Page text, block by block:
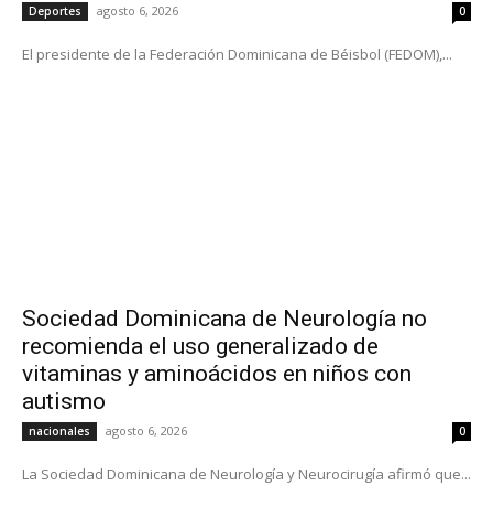
Deportes agosto 6, 2026 0
El presidente de la Federación Dominicana de Béisbol (FEDOM),...
Sociedad Dominicana de Neurología no
recomienda el uso generalizado de
vitaminas y aminoácidos en niños con
autismo
nacionales agosto 6, 2026 0
La Sociedad Dominicana de Neurología y Neurocirugía afirmó que...